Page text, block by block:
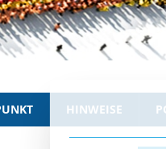
HINWEISE
Wir verwenden
essenziell, während
Personenbezogene
personalisierte
Informationen über
Es folgt eine
Essenziell